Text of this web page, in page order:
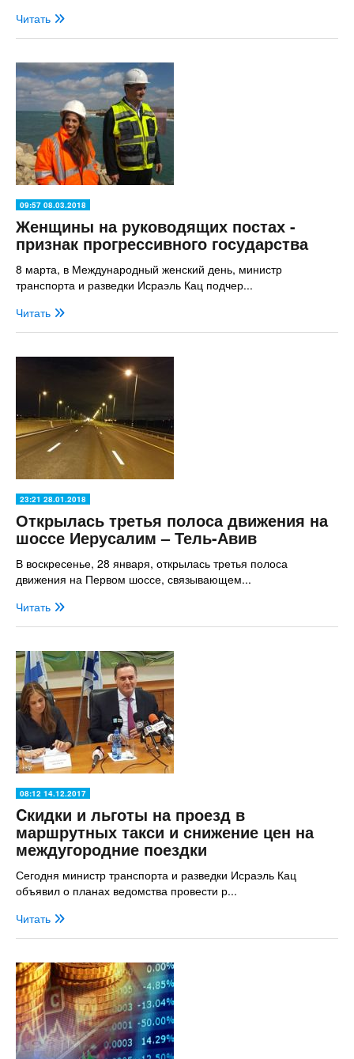
Читать
09:57 08.03.2018
Женщины на руководящих постах -
признак прогрессивного государства
8 марта, в Международный женский день, министр
транспорта и разведки Исраэль Кац подчер...
Читать
23:21 28.01.2018
Открылась третья полоса движения на
шоссе Иерусалим – Тель-Авив
В воскресенье, 28 января, открылась третья полоса
движения на Первом шоссе, связывающем...
Читать
08:12 14.12.2017
Cкидки и льготы на проезд в
маршрутных такси и снижение цен на
междугородние поездки
Сегодня министр транспорта и разведки Исраэль Кац
объявил о планах ведомства провести р...
Читать